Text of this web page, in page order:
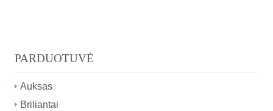
PARDUOTUVĖ
Auksas
Briliantai